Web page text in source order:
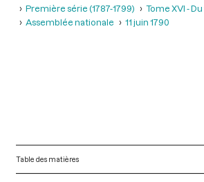
Première série (1787-1799)
Tome XVI -
Assemblée nationale
11 juin 1790
Table des matières